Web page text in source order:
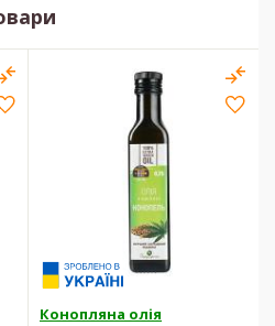
Конопляна олія